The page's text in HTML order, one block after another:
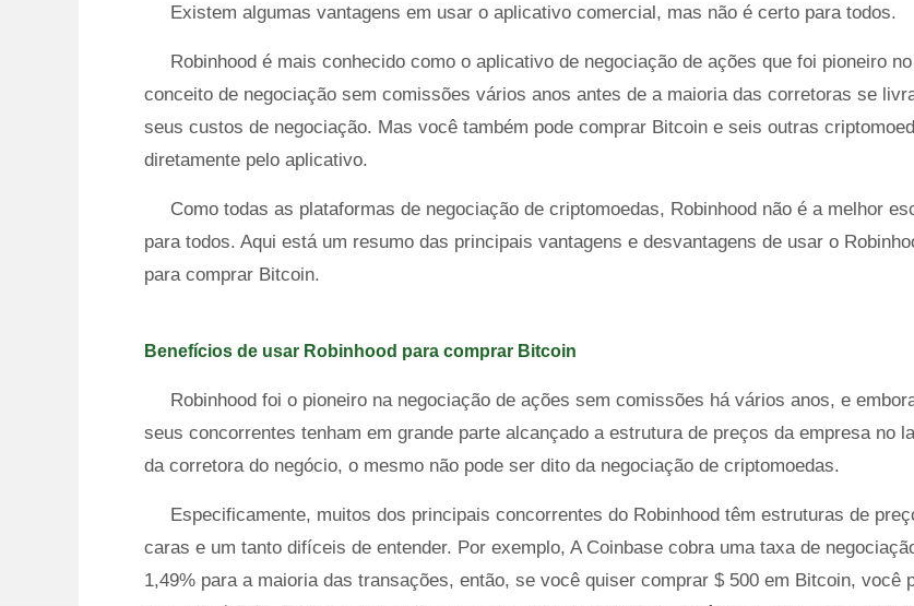
Existem algumas vantagens em usar o aplicativo comercial, mas não é certo para todos.
Robinhood é mais conhecido como o aplicativo de negociação de ações que foi pioneiro no
conceito de negociação sem comissões vários anos antes de a maioria das corretoras se
seus custos de negociação. Mas você também pode comprar Bitcoin e seis outras
diretamente pelo aplicativo.
Como todas as plataformas de negociação de criptomoedas, Robinhood não é a melhor
para todos. Aqui está um resumo das principais vantagens e desvantagens de usar o
para comprar Bitcoin.
Benefícios de usar Robinhood para comprar Bitcoin
Robinhood foi o pioneiro na negociação de ações sem comissões há vários anos, e
seus concorrentes tenham em grande parte alcançado a estrutura de preços da empresa no
da corretora do negócio, o mesmo não pode ser dito da negociação de criptomoedas.
Especificamente, muitos dos principais concorrentes do Robinhood têm estruturas de
caras e um tanto difíceis de entender. Por exemplo, A Coinbase cobra uma taxa de
1,49% para a maioria das transações, então, se você quiser comprar $ 500 em Bitcoin, você